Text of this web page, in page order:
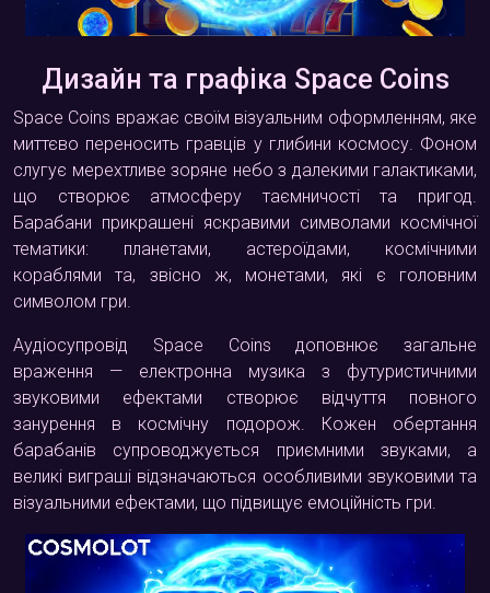
Дизайн та графіка Space Coins
Space Coins вражає своїм візуальним оформленням, яке
миттєво переносить гравців у глибини космосу. Фоном
слугує мерехтливе зоряне небо з далекими галактиками,
що створює атмосферу таємничості та пригод.
Барабани прикрашені яскравими символами космічної
тематики: планетами, астероїдами, космічними
кораблями та, звісно ж, монетами, які є головним
символом гри.
Аудіосупровід Space Coins доповнює загальне
враження — електронна музика з футуристичними
звуковими ефектами створює відчуття повного
занурення в космічну подорож. Кожен обертання
барабанів супроводжується приємними звуками, а
великі виграші відзначаються особливими звуковими та
візуальними ефектами, що підвищує емоційність гри.